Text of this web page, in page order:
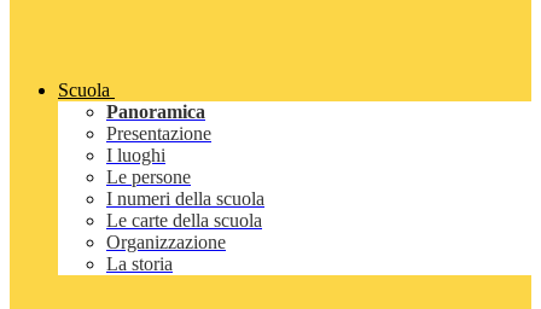
Scuola
Panoramica
Presentazione
I luoghi
Le persone
I numeri della scuola
Le carte della scuola
Organizzazione
La storia